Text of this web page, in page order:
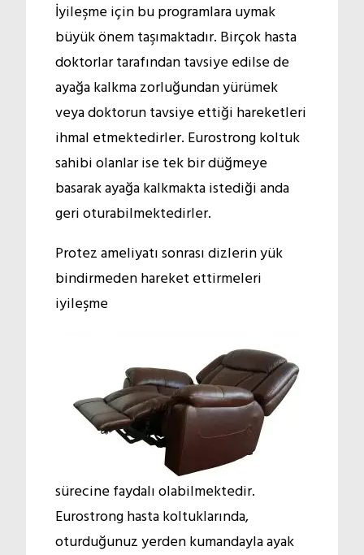
İyileşme için bu programlara uymak
büyük önem taşımaktadır. Birçok hasta
doktorlar tarafından tavsiye edilse de
ayağa kalkma zorluğundan yürümek
veya doktorun tavsiye ettiği hareketleri
ihmal etmektedirler. Eurostrong koltuk
sahibi olanlar ise tek bir düğmeye
basarak ayağa kalkmakta istediği anda
geri oturabilmektedirler.
Protez ameliyatı sonrası dizlerin yük
bindirmeden hareket ettirmeleri
iyileşme
sürecine faydalı olabilmektedir.
Eurostrong hasta koltuklarında,
oturduğunuz yerden kumandayla ayak